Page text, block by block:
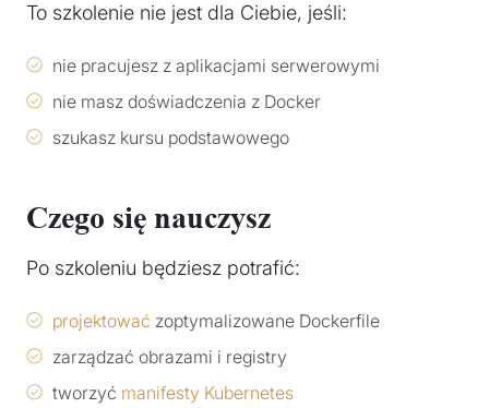
To szkolenie nie jest dla Ciebie, jeśli:
nie pracujesz z aplikacjami serwerowymi
nie masz doświadczenia z Docker
szukasz kursu podstawowego
Czego się nauczysz
Po szkoleniu będziesz potrafić:
projektować zoptymalizowane Dockerfile
zarządzać obrazami i registry
tworzyć manifesty Kubernetes